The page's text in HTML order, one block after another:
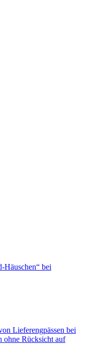
Häuschen“ bei
Lieferengpässen bei
ohne Rücksicht auf